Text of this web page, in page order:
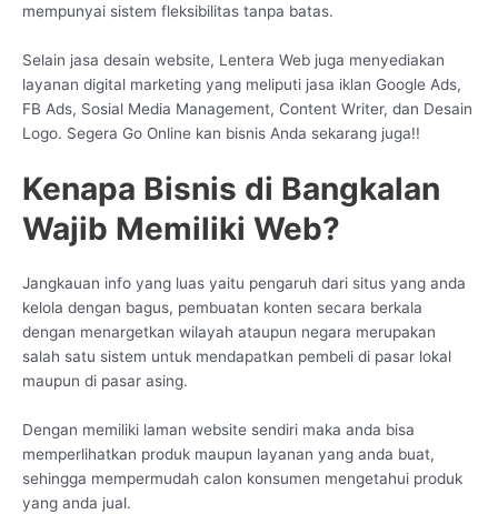
mempunyai sistem fleksibilitas tanpa batas.
Selain jasa desain website, Lentera Web juga menyediakan
layanan digital marketing yang meliputi jasa iklan Google Ads,
FB Ads, Sosial Media Management, Content Writer, dan Desain
Logo. Segera Go Online kan bisnis Anda sekarang juga!!
Kenapa Bisnis di Bangkalan
Wajib Memiliki Web?
Jangkauan info yang luas yaitu pengaruh dari situs yang anda
kelola dengan bagus, pembuatan konten secara berkala
dengan menargetkan wilayah ataupun negara merupakan
salah satu sistem untuk mendapatkan pembeli di pasar lokal
maupun di pasar asing.
Dengan memiliki laman website sendiri maka anda bisa
memperlihatkan produk maupun layanan yang anda buat,
sehingga mempermudah calon konsumen mengetahui produk
yang anda jual.